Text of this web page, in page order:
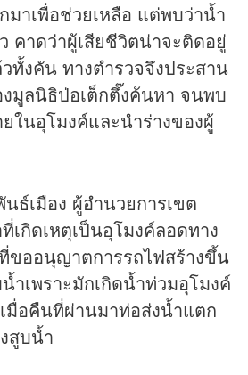
มาเพื่อช่วยเหลือ แต่พบว่าน้ำ
คาดว่าผู้เสียชีวิตน่าจะติดอยู่
ทั้งคัน ทางตำรวจจึงประสาน
มูลนิธิป่อเต็กตึ๊งค้นหา จนพบ
ในอุโมงค์และนำร่างของผู้
ธ์เมือง ผู้อำนวยการเขต
เกิดเหตุเป็นอุโมงค์ลอดทาง
ขออนุญาตการรถไฟสร้างขึ้น
ำเพราะมักเกิดน้ำท่วมอุโมงค์
มื่อคืนที่ผ่านมาท่อส่งน้ำแตก
สูบน้ำ